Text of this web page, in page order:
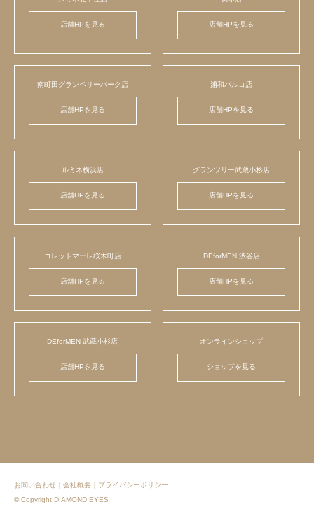
店舗HPを見る 店舗HPを見る
南町田グランベリーパーク店
店舗HPを見る
浦和パルコ店
店舗HPを見る
ルミネ横浜店
店舗HPを見る
グランツリー武蔵小杉店
店舗HPを見る
コレットマーレ桜木町店
店舗HPを見る
DEforMEN 渋谷店
店舗HPを見る
DEforMEN 武蔵小杉店
店舗HPを見る
オンラインショップ
ショップを見る
お問い合わせ 会社概要
プライバシーポリシー
© Copyright DIAMOND EYES